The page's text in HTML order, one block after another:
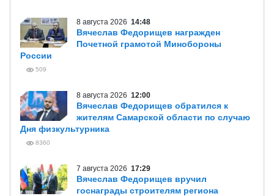
8 августа 2026 14:48
Вячеслав Федорищев награжден
Почетной грамотой Минобороны
России
509
8 августа 2026 12:00
Вячеслав Федорищев обратился к
жителям Самарской области по случаю
Дня физкультурника
8360
7 августа 2026 17:29
Вячеслав Федорищев вручил
госнаграды строителям региона